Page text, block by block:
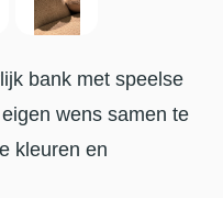
bank met speelse
wens samen te
kleuren en